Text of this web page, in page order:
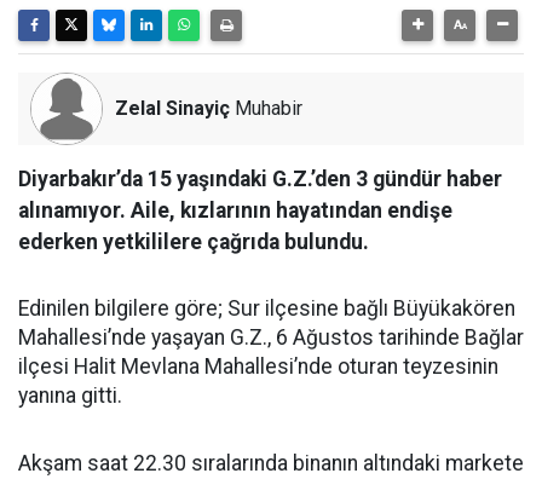
Zelal Sinayiç Muhabir
Diyarbakır’da 15 yaşındaki G.Z.’den 3 gündür haber
alınamıyor. Aile, kızlarının hayatından endişe
ederken yetkililere çağrıda bulundu.
Edinilen bilgilere göre; Sur ilçesine bağlı Büyükakören
Mahallesi’nde yaşayan G.Z., 6 Ağustos tarihinde Bağlar
ilçesi Halit Mevlana Mahallesi’nde oturan teyzesinin
yanına gitti.
Akşam saat 22.30 sıralarında binanın altındaki markete